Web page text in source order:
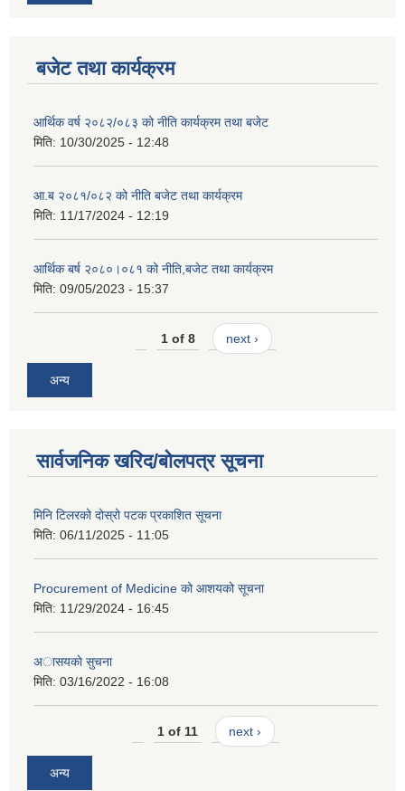
बजेट तथा कार्यक्रम
आर्थिक वर्ष २०८२/०८३ को नीति कार्यक्रम तथा बजेट
मिति: 10/30/2025 - 12:48
आ.ब २०८१/०८२ को नीति बजेट तथा कार्यक्रम
मिति: 11/17/2024 - 12:19
आर्थिक बर्ष २०८०।०८१ को नीति,बजेट तथा कार्यक्रम
मिति: 09/05/2023 - 15:37
1 of 8 next ›
अन्य
सार्वजनिक खरिद/बोलपत्र सूचना
मिनि टिलरको दोस्रो पटक प्रकाशित सूचना
मिति: 06/11/2025 - 11:05
Procurement of Medicine को आशयको सूचना
मिति: 11/29/2024 - 16:45
अासयकाे सुचना
मिति: 03/16/2022 - 16:08
1 of 11 next ›
अन्य